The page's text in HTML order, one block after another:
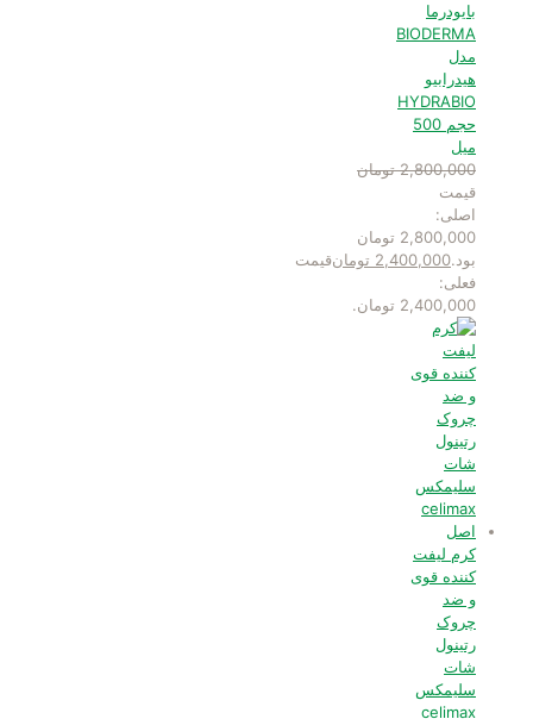
بایودرما
BIODERMA
مدل
هیدرابیو
HYDRABIO
حجم 500
میل
2,800,000 تومان
قیمت
اصلی:
2,800,000 تومان
بود.2,400,000 تومانقیمت
فعلی:
2,400,000 تومان.
کرم لیفت
کننده قوی
و ضد
چروک
رتینول
شات
سلیمکس
celimax